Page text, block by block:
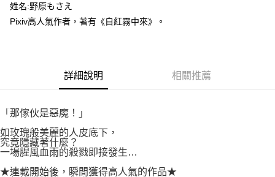
※ 請注意：結帳手續完成當下不需立刻繳費，但若您需要取消訂單，請聯絡
購買商品的店家。未經商家同意取消之訂單仍視為有效，需透過AFTEE先享
後付繳納相關費用。
權轉讓予恩沛科技股份有限公司。
２．關於個人資料處理事宜，請瀏覽以下網址：
https://aftee.tw/terms/#terms3
３．未成年的使用者請事先徵得法定代理人或監護人之同意方可使用
「AFTEE先享後付」，若未經同意申辦者引起之損失，本公司不負相關責
任。
每筆NT$80，滿NT$500(含以上)免運費
付款後7-11取貨
每筆NT$80，滿NT$500(含以上)免運費
宅配
每筆NT$100，滿NT$800(含以上)免運費
姓名:野原もさえ
Pixiv高人氣作者，著有《自紅霧中來》。
詳細說明 相關推薦
「那傢伙是惡魔！」
如玫瑰般美麗的人皮底下，
究竟隱藏著什麼？
一場腥風血雨的殺戮即接發生…
★連載開始後，瞬間獲得高人氣的作品★